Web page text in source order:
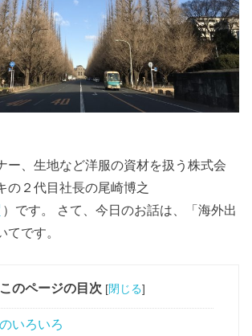
ー、生地など洋服の資材を扱う株式会
の２代目社長の尾崎博之
）です。 さて、今日のお話は、「海外出
てです。
このページの目次 [閉じる]
いろいろ